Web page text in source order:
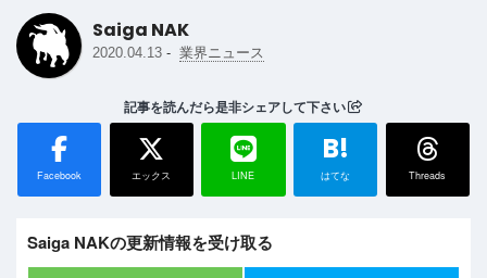
Saiga NAK
2020.04.13 - 業界ニュース
記事を読んだら是非シェアして下さい
Facebook エックス LINE
B!
はてな Threads
Saiga NAKの更新情報を受け取る